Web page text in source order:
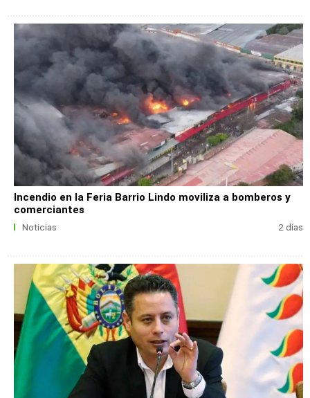
Incendio en la Feria Barrio Lindo moviliza a bomberos y
comerciantes
Noticias 2 días